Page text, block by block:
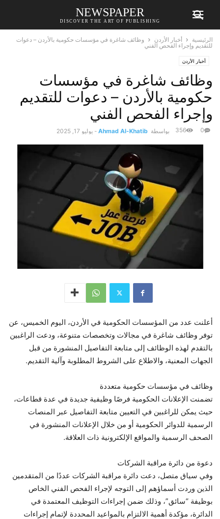
NEWSPAPER
DISCOVER THE ART OF PUBLISHING
الرئيسية أخبار الأردن
وظائف شاغرة في مؤسسات حكومية بالأردن – دعوات
للتقديم وإجراء الفحص الفني
أخبار الأردن
وظائف شاغرة في مؤسسات
حكومية بالأردن – دعوات للتقديم
وإجراء الفحص الفني
بواسطة Ahmad Al-Khatib
- يوليو 17, 2025 0
356
أعلنت عدد من المؤسسات الحكومية في الأردن، اليوم الخميس، عن
توفر وظائف شاغرة في مجالات وتخصصات متنوعة، ودعت الراغبين
بالتقدم لهذه الوظائف إلى متابعة التفاصيل المنشورة من قبل
الجهات المعنية، والاطلاع على الشروط المطلوبة وآلية التقديم.
وظائف في مؤسسات حكومية متعددة
تضمنت الإعلانات الحكومية فرصًا وظيفية جديدة في عدة قطاعات،
حيث يمكن للراغبين في التعيين متابعة التفاصيل عبر المنصات
الرسمية للدوائر الحكومية أو من خلال الإعلانات المنشورة في
الصحف الرسمية والمواقع الإلكترونية ذات العلاقة.
دعوة من دائرة مراقبة الشركات
وفي سياق متصل، دعت دائرة مراقبة الشركات عددًا من المتقدمين
الذين وردت أسماؤهم إلى التوجه لإجراء الفحص الفني الخاص
بوظيفة “سائق”، وذلك ضمن إجراءات التوظيف المعتمدة في
الدائرة، مؤكدة أهمية الالتزام بالمواعيد المحددة لإتمام إجراءات